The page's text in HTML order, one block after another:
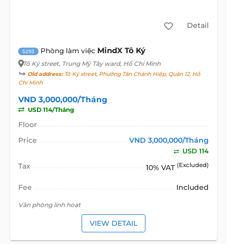
Detail
5293 Phòng làm việc MindX Tô Ký
Tô Ký street, Trung Mỹ Tây ward, Hồ Chí Minh
Old address:Tô Ký street, Phường Tân Chánh Hiệp, Quận 12, Hồ
Chí Minh
VND 3,000,000/Tháng
USD 114/Tháng
Floor
Price
VND 3,000,000/Tháng
USD 114
Tax 10% VAT (Excluded)
Fee Included
Văn phòng linh hoạt
VIEW DETAIL